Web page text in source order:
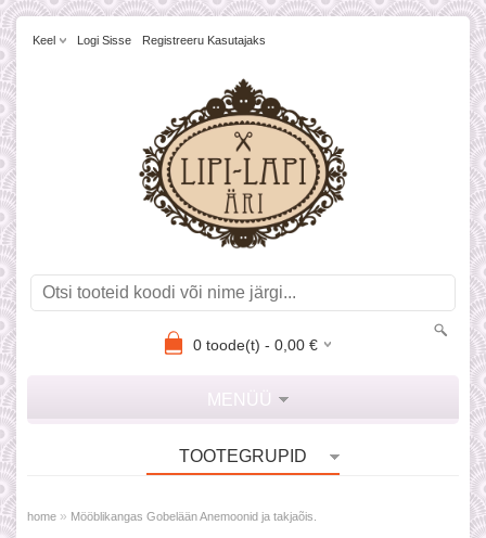
Keel Logi Sisse Registreeru Kasutajaks
0toode(t) - 0,00€
MENÜÜ
TOOTEGRUPID
home » Mööblikangas Gobelään Anemoonid ja takjaõis.